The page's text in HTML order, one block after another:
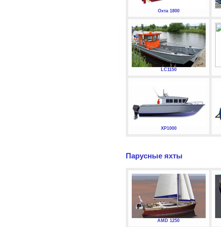
Охта 1800
LC1150
XP1000
Парусные яхты
AMD 1250